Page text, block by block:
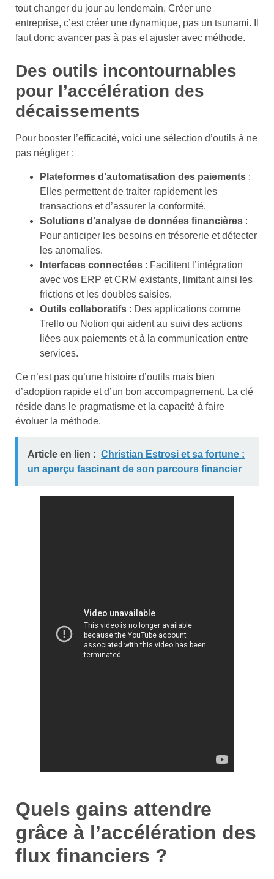
tout changer du jour au lendemain. Créer une
entreprise, c’est créer une dynamique, pas un tsunami. Il
faut donc avancer pas à pas et ajuster avec méthode.
Des outils incontournables
pour l’accélération des
décaissements
Pour booster l’efficacité, voici une sélection d’outils à ne
pas négliger :
Plateformes d’automatisation des paiements :
Elles permettent de traiter rapidement les
transactions et d’assurer la conformité.
Solutions d’analyse de données financières :
Pour anticiper les besoins en trésorerie et détecter
les anomalies.
Interfaces connectées : Facilitent l’intégration
avec vos ERP et CRM existants, limitant ainsi les
frictions et les doubles saisies.
Outils collaboratifs : Des applications comme
Trello ou Notion qui aident au suivi des actions
liées aux paiements et à la communication entre
services.
Ce n’est pas qu’une histoire d’outils mais bien
d’adoption rapide et d’un bon accompagnement. La clé
réside dans le pragmatisme et la capacité à faire
évoluer la méthode.
Article en lien : Christian Estrosi et sa fortune :
un aperçu fascinant de son parcours financier
Quels gains attendre
grâce à l’accélération des
flux financiers ?